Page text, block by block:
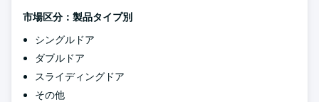
市場区分：製品タイプ別
シングルドア
ダブルドア
スライディングドア
その他